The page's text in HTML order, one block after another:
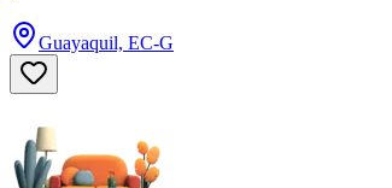
Guayaquil, EC-G